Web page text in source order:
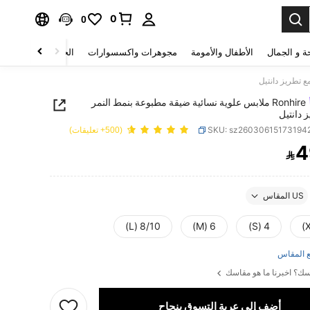
0
0
و الجمال الأطفال والأمومة مجوهرات واكسسوارات الحقائب والأمتعة
Ronhire ملابس علوية نسائية ضيقة مطبوعة بنمط النمر
دانتيل
SKU: (500+ تعليقات)
PRICE AND 
US المقاس
4 (S)
6 (M)
8/10 (L)
المقاس
اخبرنا ما هو مقاسك
أضف إلى عربة التسوق بنجاح